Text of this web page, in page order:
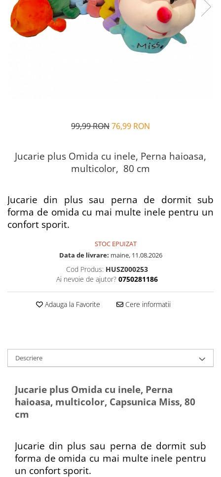
Alfabet si matematica
Jocuri de memorie si inteligenta
Seria Lectia de sanatate
Editura Litera
Editura Galaxia Copiilor
99,99 RON76,99 RON
Jucarie plus Omida cu inele, Perna haioasa,
multicolor, 80 cm
Jucarie din plus sau perna de dormit sub
forma de omida cu mai multe inele pentru un
confort sporit.
STOC EPUIZAT
Data de livrare: maine, 11.08.2026
Cod Produs: HUSZ000253
Ai nevoie de ajutor? 0750281186
Adauga la Favorite Cere informatii
Descriere
Jucarie plus Omida cu inele, Perna
haioasa, multicolor, Capsunica Miss, 80
cm
Jucarie din plus sau perna de dormit sub
forma de omida cu mai multe inele pentru
un confort sporit.